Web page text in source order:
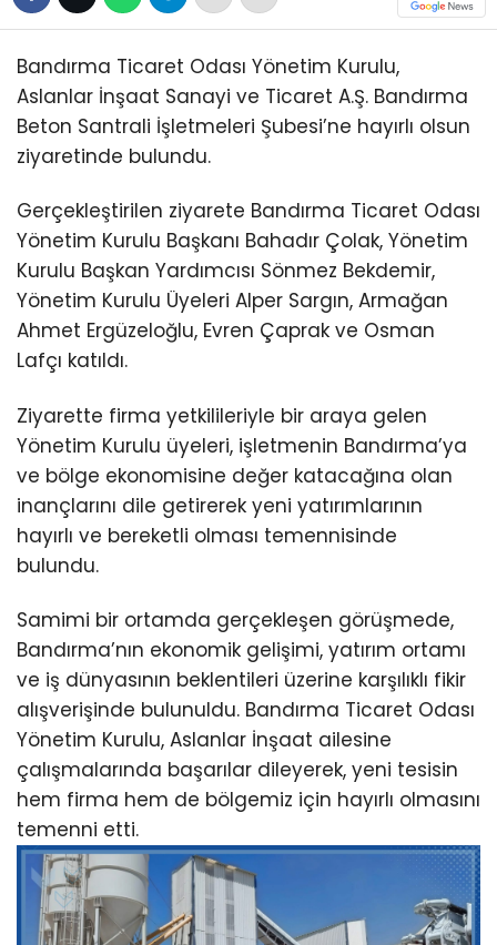
Bandırma Ticaret Odası Yönetim Kurulu,
Aslanlar İnşaat Sanayi ve Ticaret A.Ş. Bandırma
Beton Santrali İşletmeleri Şubesi’ne hayırlı olsun
ziyaretinde bulundu.
Gerçekleştirilen ziyarete Bandırma Ticaret Odası
Yönetim Kurulu Başkanı Bahadır Çolak, Yönetim
Kurulu Başkan Yardımcısı Sönmez Bekdemir,
Yönetim Kurulu Üyeleri Alper Sargın, Armağan
Ahmet Ergüzeloğlu, Evren Çaprak ve Osman
Lafçı katıldı.
Ziyarette firma yetkilileriyle bir araya gelen
Yönetim Kurulu üyeleri, işletmenin Bandırma’ya
ve bölge ekonomisine değer katacağına olan
inançlarını dile getirerek yeni yatırımlarının
hayırlı ve bereketli olması temennisinde
bulundu.
Samimi bir ortamda gerçekleşen görüşmede,
Bandırma’nın ekonomik gelişimi, yatırım ortamı
ve iş dünyasının beklentileri üzerine karşılıklı fikir
alışverişinde bulunuldu. Bandırma Ticaret Odası
Yönetim Kurulu, Aslanlar İnşaat ailesine
çalışmalarında başarılar dileyerek, yeni tesisin
hem firma hem de bölgemiz için hayırlı olmasını
temenni etti.